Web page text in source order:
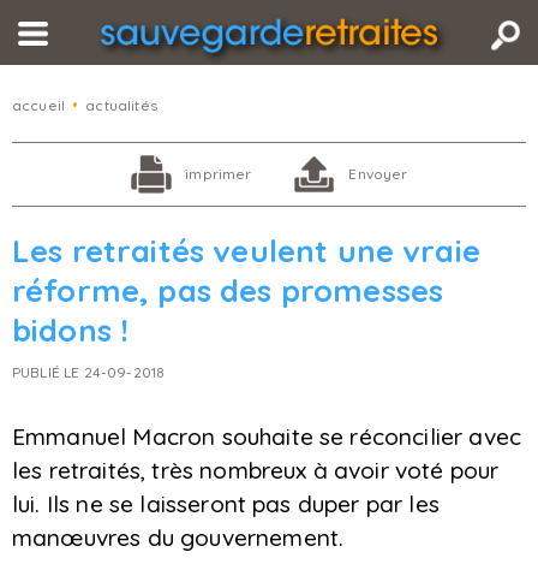
accueil • actualités
imprimer Envoyer
Les retraités veulent une vraie
réforme, pas des promesses
bidons !
PUBLIÉ LE 24-09-2018
Emmanuel Macron souhaite se réconcilier avec
les retraités, très nombreux à avoir voté pour
lui. Ils ne se laisseront pas duper par les
manœuvres du gouvernement.